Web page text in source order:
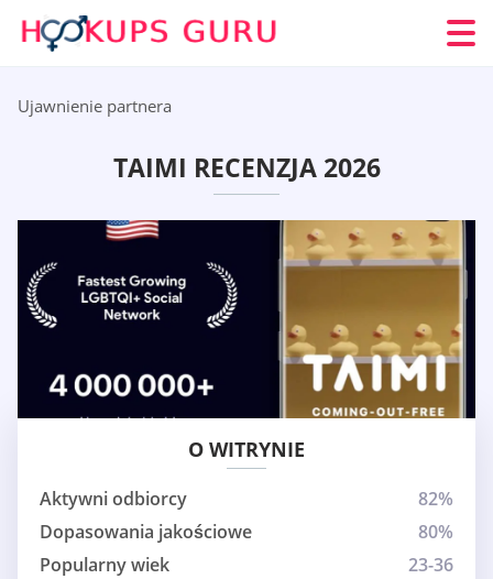
Ujawnienie partnera
TAIMI RECENZJA 2026
O WITRYNIE
Aktywni odbiorcy
82%
Dopasowania jakościowe
80%
Popularny wiek
23-36